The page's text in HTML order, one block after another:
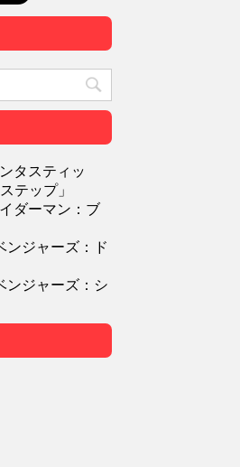
タスティッ
テップ」
ダーマン：ブ
ジャーズ：ド
ジャーズ：シ